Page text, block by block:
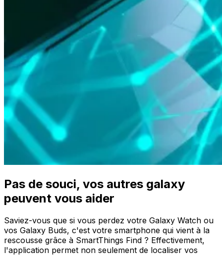
Pas de souci, vos autres galaxy
peuvent vous aider
Saviez-vous que si vous perdez votre Galaxy Watch ou
vos Galaxy Buds, c'est votre smartphone qui vient à la
rescousse grâce à SmartThings Find ? Effectivement,
l'application permet non seulement de localiser vos